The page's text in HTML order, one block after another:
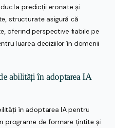
la predicții eronate și
structurate asigură că
oferind perspective fiabile pe
luarea deciziilor în domenii
abilități în adoptarea IA
în adoptarea IA pentru
programe de formare țintite și